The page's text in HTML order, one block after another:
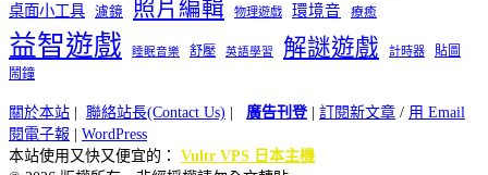
桌面小工具 濾鏡 照片編輯 物理遊戲 環境音 療癒
益智遊戲 睡眠音樂 舒壓 英語學習 解謎遊戲 計時器
貼圖
鬧鐘
關於本站 聯絡站長(Contact Us) 廣告刊登| 訂閱新文章 / 用 Email
閱電子報
WordPress
本站使用又快又便宜的： Vultr VPS 日本主機